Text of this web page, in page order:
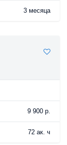
3 месяца
9 900 р.
72 ак. ч